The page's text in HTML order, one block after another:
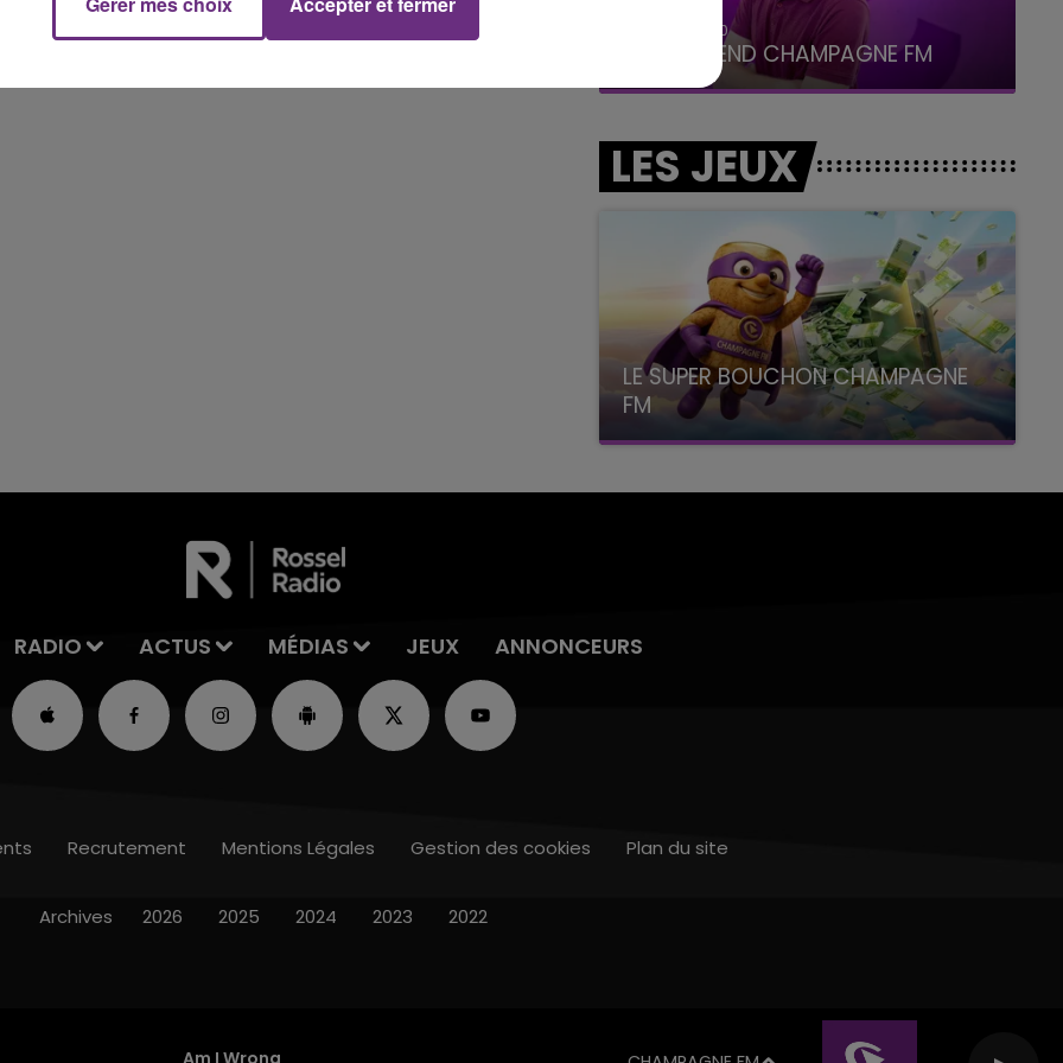
16h00 - 20h00
LE WEEK-END CHAMPAGNE FM
LES JEUX
LE SUPER BOUCHON CHAMPAGNE
FM
avec La Famille Champagne FM, à 8H10
RADIO ACTUS MÉDIAS JEUX ANNONCEURS
Am I Wrong
Recrutement Mentions Légales Gestion des cookies Plan du site
Archives 2026 2025 2024 2023 2022